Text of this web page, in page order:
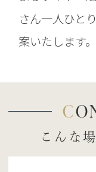
さん一人ひと
案いたします。
こんな